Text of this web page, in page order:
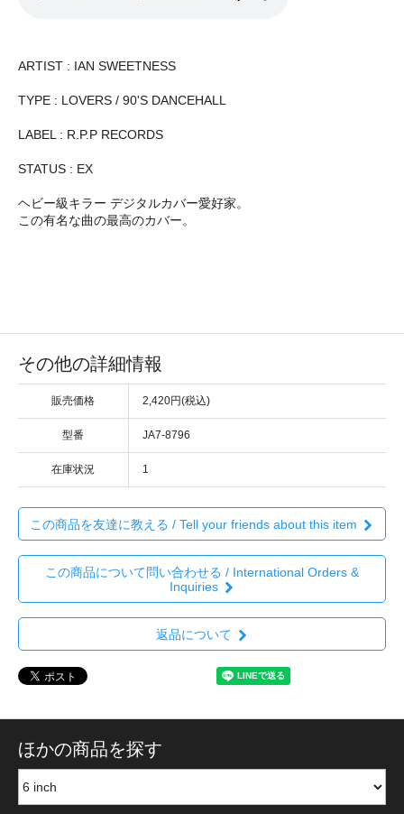
ARTIST : IAN SWEETNESS
TYPE : LOVERS / 90'S DANCEHALL
LABEL : R.P.P RECORDS
STATUS : EX
ヘビー級キラー デジタルカバー愛好家。
この有名な曲の最高のカバー。
その他の詳細情報
販売価格 2,420円(税込)
型番 JA7-8796
在庫状況 1
この商品を友達に教える / Tell your friends about this item
この商品について問い合わせる / International Orders &
Inquiries
返品について
ほかの商品を探す